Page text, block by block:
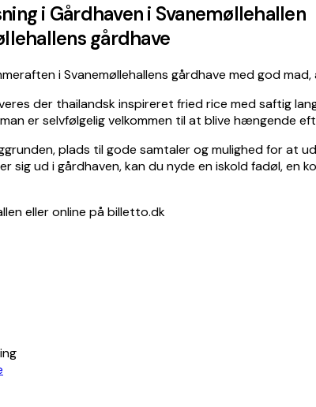
i Gårdhaven i Svanemøllehallen
gårdhave
i Svanemøllehallens gårdhave med god
der thailandsk inspireret fried rice med saftig
man er selvfølgelig velkommen til at blive hængende
plads til gode samtaler og mulighed for at
sig ud i gårdhaven, kan du nyde en iskold fadøl,
eller online på billetto.dk